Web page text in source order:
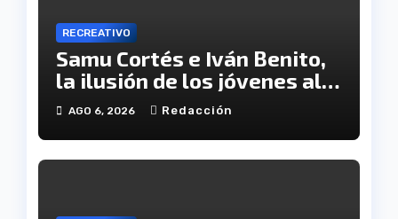
RECREATIVO
Samu Cortés e Iván Benito,
la ilusión de los jóvenes al
servicio del Decano
AGO 6, 2026 Redacción